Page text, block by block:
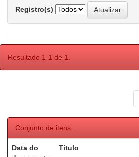
Registro(s)
Resultado 1-1 de 1.
Conjunto de itens:
Data do
Título